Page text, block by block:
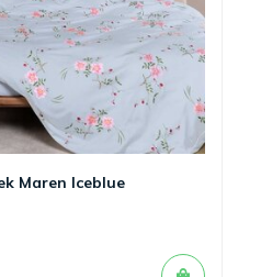
Maren Iceblue